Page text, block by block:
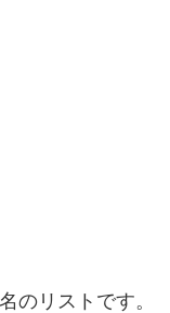
のリストです。